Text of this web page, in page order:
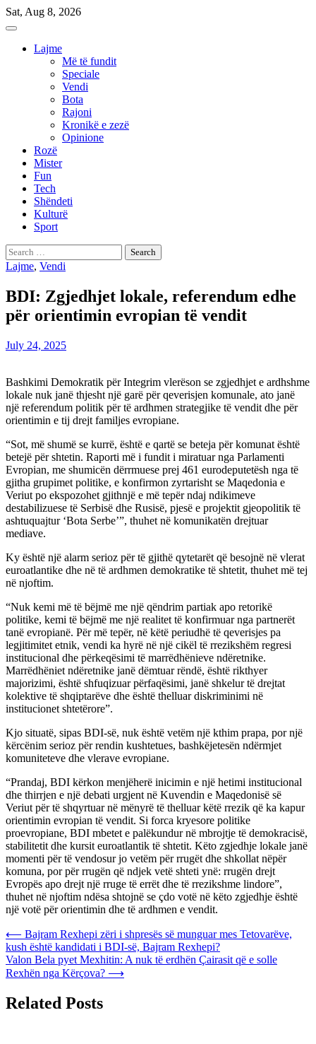
Skip
to
Sat, Aug 8, 2026
Lajme
Më të fundit
Speciale
Vendi
Bota
Rajoni
Kronikë e zezë
Opinione
Rozë
Mister
Fun
Tech
Shëndeti
Kulturë
Sport
Search
for:
Lajme, Vendi
BDI: Zgjedhjet lokale, referendum edhe
për orientimin evropian të vendit
July 24, 2025
Bashkimi Demokratik për Integrim vlerëson se zgjedhjet e ardhshme
lokale nuk janë thjesht një garë për qeverisjen komunale, ato janë
një referendum politik për të ardhmen strategjike të vendit dhe për
orientimin e tij drejt familjes evropiane.
“Sot, më shumë se kurrë, është e qartë se beteja për komunat është
betejë për shtetin. Raporti më i fundit i miratuar nga Parlamenti
Evropian, me shumicën dërrmuese prej 461 eurodeputetësh nga të
gjitha grupimet politike, e konfirmon zyrtarisht se Maqedonia e
Veriut po ekspozohet gjithnjë e më tepër ndaj ndikimeve
destabilizuese të Serbisë dhe Rusisë, pjesë e projektit gjeopolitik të
ashtuquajtur ‘Bota Serbe’”, thuhet në komunikatën drejtuar
mediave.
Ky është një alarm serioz për të gjithë qytetarët që besojnë në vlerat
euroatlantike dhe në të ardhmen demokratike të shtetit, thuhet më tej
në njoftim.
“Nuk kemi më të bëjmë me një qëndrim partiak apo retorikë
politike, kemi të bëjmë me një realitet të konfirmuar nga partnerët
tanë evropianë. Për më tepër, në këtë periudhë të qeverisjes pa
legjitimitet etnik, vendi ka hyrë në një cikël të rrezikshëm regresi
institucional dhe përkeqësimi të marrëdhënieve ndëretnike.
Marrëdhëniet ndëretnike janë dëmtuar rëndë, është rikthyer
majorizimi, është shfuqizuar përfaqësimi, janë shkelur të drejtat
kolektive të shqiptarëve dhe është thelluar diskriminimi në
institucionet shtetërore”.
Kjo situatë, sipas BDI-së, nuk është vetëm një kthim prapa, por një
kërcënim serioz për rendin kushtetues, bashkëjetesën ndërmjet
komuniteteve dhe vlerave evropiane.
“Prandaj, BDI kërkon menjëherë inicimin e një hetimi institucional
dhe thirrjen e një debati urgjent në Kuvendin e Maqedonisë së
Veriut për të shqyrtuar në mënyrë të thelluar këtë rrezik që ka kapur
orientimin evropian të vendit. Si forca kryesore politike
proevropiane, BDI mbetet e palëkundur në mbrojtje të demokracisë,
stabilitetit dhe kursit euroatlantik të shtetit. Këto zgjedhje lokale janë
momenti për të vendosur jo vetëm për rrugët dhe shkollat nëpër
komuna, por për rrugën që ndjek vetë shteti ynë: rrugën drejt
Evropës apo drejt një rruge të errët dhe të rrezikshme lindore”,
thuhet në njoftim ndësa shtojnë se çdo votë në këto zgjedhje është
një votë për orientimin dhe të ardhmen e vendit.
Post
navigation
⟵ Bajram Rexhepi zëri i shpresës së munguar mes Tetovarëve,
kush është kandidati i BDI-së, Bajram Rexhepi?
Valon Bela pyet Mexhitin: A nuk të erdhën Çairasit që e solle
Rexhën nga Kërçova? ⟶
Related Posts